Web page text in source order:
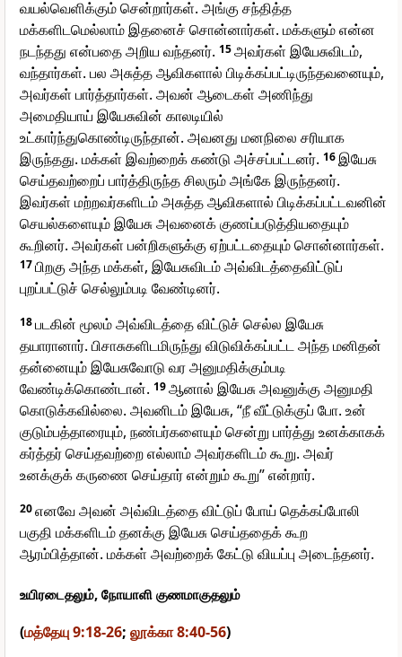
வயல்வெளிக்கும் சென்றார்கள். அங்கு சந்தித்த
மக்களிடமெல்லாம் இதனைச் சொன்னார்கள். மக்களும் என்ன
நடந்தது என்பதை அறிய வந்தனர். 15அவர்கள் இயேசுவிடம்,
வந்தார்கள். பல அசுத்த ஆவிகளால் பிடிக்கப்பட்டிருந்தவனையும்,
அவர்கள் பார்த்தார்கள். அவன் ஆடைகள் அணிந்து
அமைதியாய் இயேசுவின் காலடியில்
உட்கார்ந்துகொண்டிருந்தான். அவனது மனநிலை சரியாக
இருந்தது. மக்கள் இவற்றைக் கண்டு அச்சப்பட்டனர். 16இயேசு
செய்தவற்றைப் பார்த்திருந்த சிலரும் அங்கே இருந்தனர்.
இவர்கள் மற்றவர்களிடம் அசுத்த ஆவிகளால் பிடிக்கப்பட்டவனின்
செயல்களையும் இயேசு அவனைக் குணப்படுத்தியதையும்
கூறினர். அவர்கள் பன்றிகளுக்கு ஏற்பட்டதையும் சொன்னார்கள்.
17பிறகு அந்த மக்கள், இயேசுவிடம் அவ்விடத்தைவிட்டுப்
புறப்பட்டுச் செல்லும்படி வேண்டினர்.
18படகின் மூலம் அவ்விடத்தை விட்டுச் செல்ல இயேசு
தயாரானார். பிசாசுகளிடமிருந்து விடுவிக்கப்பட்ட அந்த மனிதன்
தன்னையும் இயேசுவோடு வர அனுமதிக்கும்படி
வேண்டிக்கொண்டான். 19ஆனால் இயேசு அவனுக்கு அனுமதி
கொடுக்கவில்லை. அவனிடம் இயேசு, “நீ வீட்டுக்குப் போ. உன்
குடும்பத்தாரையும், நண்பர்களையும் சென்று பார்த்து உனக்காகக்
கர்த்தர் செய்தவற்றை எல்லாம் அவர்களிடம் கூறு. அவர்
உனக்குக் கருணை செய்தார் என்றும் கூறு” என்றார்.
20எனவே அவன் அவ்விடத்தை விட்டுப் போய் தெக்கப்போலி
பகுதி மக்களிடம் தனக்கு இயேசு செய்ததைக் கூற
ஆரம்பித்தான். மக்கள் அவற்றைக் கேட்டு வியப்பு அடைந்தனர்.
உயிரடைதலும், நோயாளி குணமாகுதலும்
(மத்தேயு 9:18-26; லூக்கா 8:40-56)